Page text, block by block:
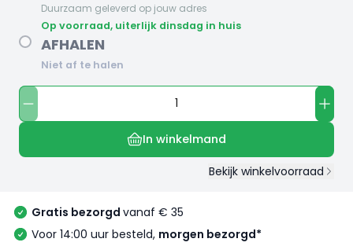
Duurzaam geleverd op jouw adres
op voorraad, uiterlijk dinsdag in huis
AFHALEN
Niet af te halen
In winkelmand
Bekijk winkelvoorraad
Gratis bezorgd vanaf € 35
Voor 14:00 uur besteld, morgen bezorgd*